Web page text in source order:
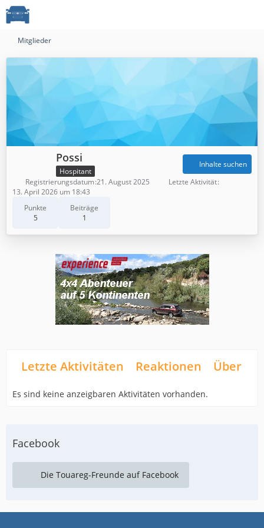
Mitglieder
Possi
Hospitant
Punkte
5
Beiträge
1
Inhalte suchen
Registrierungsdatum 21. August 2025
Letzte Aktivität
13. April 2026 um 18:43
Letzte Aktivitäten Reaktionen Über
Es sind keine anzeigbaren Aktivitäten vorhanden.
Facebook
Die Touareg-Freunde auf Facebook